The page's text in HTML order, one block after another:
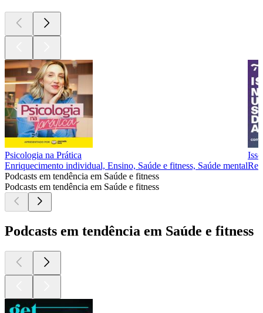
Psicologia na Prática
Enriquecimento individual, Ensino, Saúde e fitness, Saúde mental
Podcasts em tendência em Saúde e fitness
Podcasts em tendência em Saúde e fitness
Podcasts em tendência em Saúde e fitness